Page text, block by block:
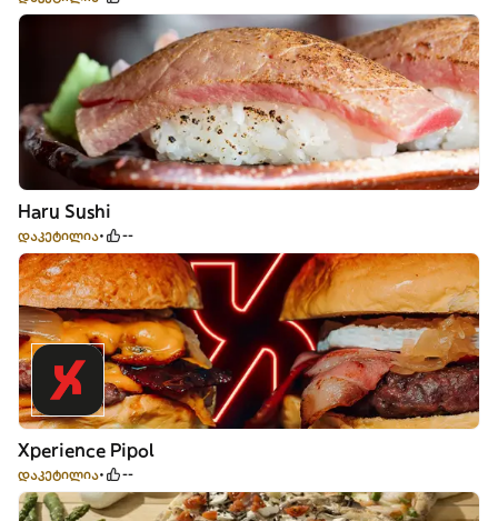
Haru Sushi
დაკეტილია --
Xperience Pipol
დაკეტილია --